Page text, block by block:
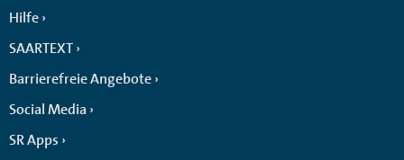
Hilfe
SAARTEXT
Barrierefreie Angebote
Social Media
SR Apps